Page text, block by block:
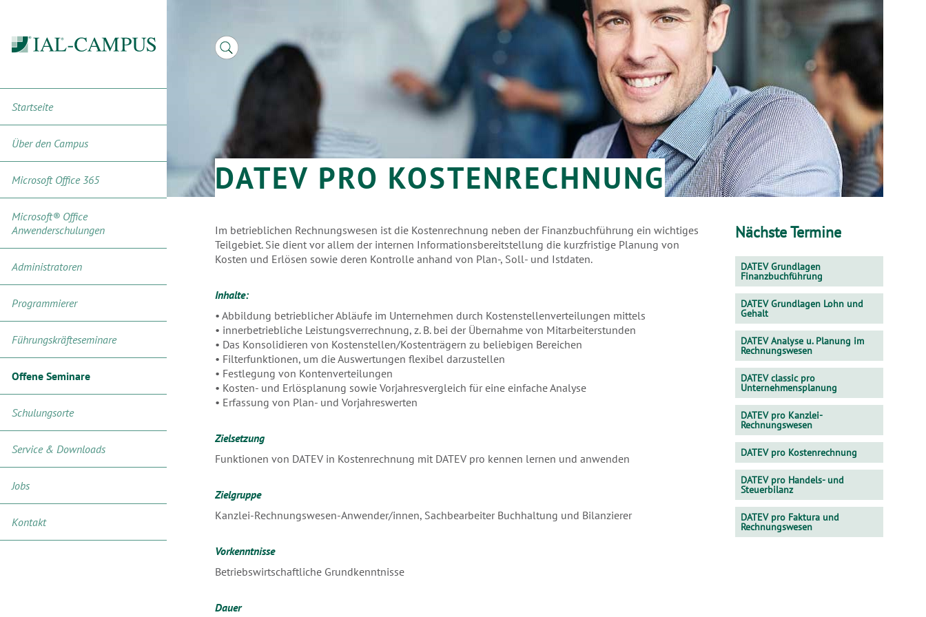
Startseite
Über den Campus
Microsoft Office 365
Microsoft® Office
Anwenderschulungen
Administratoren
Programmierer
Führungskräfteseminare
Offene Seminare
Schulungsorte
Service & Downloads
Jobs
Kontakt
DATEV PRO KOSTENRECHNUNG
Im betrieblichen Rechnungswesen ist die Kostenrechnung neben der Finanzbuchführung ein wichtiges
Teilgebiet. Sie dient vor allem der internen Informationsbereitstellung die kurzfristige Planung von
Kosten und Erlösen sowie deren Kontrolle anhand von Plan-, Soll- und Istdaten.
Inhalte:
• Abbildung betrieblicher Abläufe im Unternehmen durch Kostenstellenverteilungen mittels
• innerbetriebliche Leistungsverrechnung, z. B. bei der Übernahme von Mitarbeiterstunden
• Das Konsolidieren von Kostenstellen/Kostenträgern zu beliebigen Bereichen
• Filterfunktionen, um die Auswertungen flexibel darzustellen
• Festlegung von Kontenverteilungen
• Kosten- und Erlösplanung sowie Vorjahresvergleich für eine einfache Analyse
• Erfassung von Plan- und Vorjahreswerten
Zielsetzung
Funktionen von DATEV in Kostenrechnung mit DATEV pro kennen lernen und anwenden
Zielgruppe
Kanzlei-Rechnungswesen-Anwender/innen, Sachbearbeiter Buchhaltung und Bilanzierer
Vorkenntnisse
Betriebswirtschaftliche Grundkenntnisse
Dauer
Nächste Termine
DATEV Grundlagen
Finanzbuchführung
DATEV Grundlagen Lohn und
Gehalt
DATEV Analyse u. Planung im
Rechnungswesen
DATEV classic pro
Unternehmensplanung
DATEV pro Kanzlei-
Rechnungswesen
DATEV pro Kostenrechnung
DATEV pro Handels- und
Steuerbilanz
DATEV pro Faktura und
Rechnungswesen